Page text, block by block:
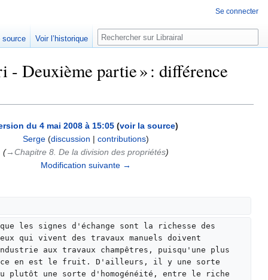
- Deuxième partie » : différence
du 4 mai 2008 à 15:05 (voir la source)
Serge (discussion | contributions)
(→‎Chapitre 8. De la division des propriétés)
Modification suivante →
les signes d'échange sont la richesse des
qui vivent des travaux manuels doivent
aux travaux champêtres, puisqu'une plus
en est le fruit. D'ailleurs, il y une sorte
plutôt une sorte d'homogénéité, entre le riche
Se connecter
source Voir l’historique Rechercher